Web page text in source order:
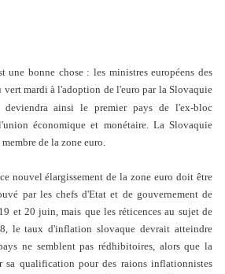
une bonne chose : les ministres européens des
vert mardi à l'adoption de l'euro par la Slovaquie
ainsi le premier pays de l'ex-bloc
économique et monétaire. La Slovaquie
membre de la zone euro.
nouvel élargissement de la zone euro doit être
par les chefs d'Etat et de gouvernement de
et 20 juin, mais que les réticences au sujet de
le taux d'inflation slovaque devrait atteindre
ne semblent pas rédhibitoires, alors que la
sa qualification pour des raions inflationnistes